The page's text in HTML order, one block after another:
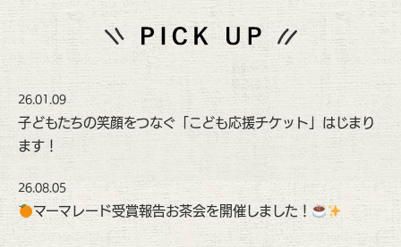
26.01.09
子どもたちの笑顔をつなぐ「こども応援チケット」はじまり
ます！
26.08.05
マーマレード受賞報告お茶会を開催しました！